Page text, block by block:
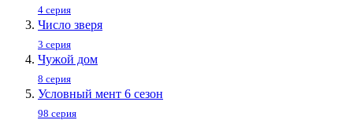
4 серия
Число зверя
3 серия
Чужой дом
8 серия
Условный мент 6 сезон
98 серия